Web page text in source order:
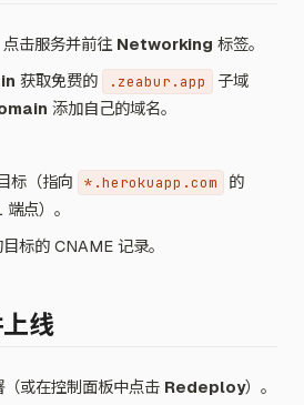
击服务并前往 Networking 标签。
获取免费的 .zeabur.app
子域
添加自己的域名。
标（指向
*.herokuapp.com
的
点）。
标的 CNAME 记录。
线
或在控制面板中点击 Redeploy）。